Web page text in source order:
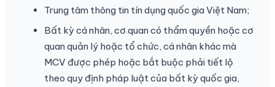
Trung tâm thông tin tín dụng quốc gia Việt Nam;
Bất kỳ cá nhân, cơ quan có thẩm quyền hoặc cơ
quan quản lý hoặc tổ chức, cá nhân khác mà
MCV được phép hoặc bắt buộc phải tiết lộ
theo quy định pháp luật của bất kỳ quốc gia,